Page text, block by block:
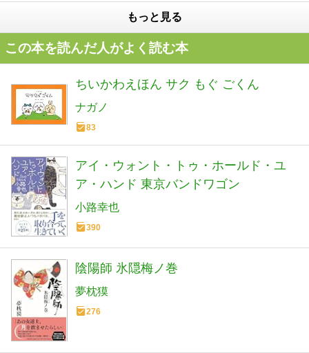
もっと見る
この本を読んだ人がよく読む本
ちいかわえほん サク もぐ ごくん
ナガノ
83
アイ・ウォント・トゥ・ホールド・ユ
ア・ハンド 東京バンドワゴン
小路幸也
390
陰陽師 氷隠梅ノ巻
夢枕獏
276